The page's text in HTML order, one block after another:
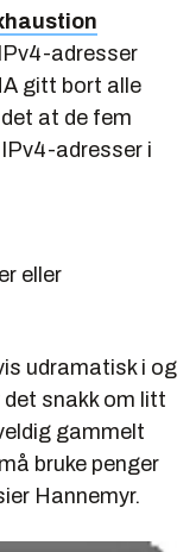
adresser
gitt bort alle
at de fem
adresser i
eller
udramatisk i og
det snakk om litt
gammelt
bruke penger
Hannemyr.